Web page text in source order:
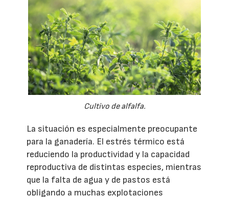
Cultivo de alfalfa.
La situación es especialmente preocupante
para la ganadería. El estrés térmico está
reduciendo la productividad y la capacidad
reproductiva de distintas especies, mientras
que la falta de agua y de pastos está
obligando a muchas explotaciones